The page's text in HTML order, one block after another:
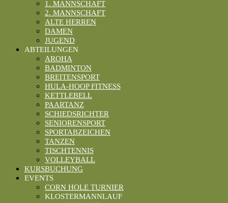
1. MANNSCHAFT
2. MANNSCHAFT
ALTE HERREN
DAMEN
JUGEND
ABTEILUNGEN
AROHA
BADMINTON
BREITENSPORT
HULA-HOOP FITNESS
KETTLEBELL
PAARTANZ
SCHIEDSRICHTER
SENIORENSPORT
SPORTABZEICHEN
TANZEN
TISCHTENNIS
VOLLEYBALL
KURSBUCHUNG
EVENTS
CORN HOLE TURNIER
KLOSTERMANNLAUF